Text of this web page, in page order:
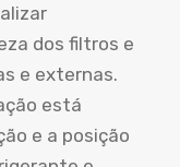
dos filtros e
e externas.
está
e a posição